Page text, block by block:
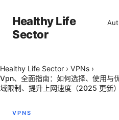
Healthy Life
Sector
Healthy Life Sector › VPNs ›
Vpn、全面指南：如何选择、使用与
域限制、提升上网速度（2025 更新）
VPNS